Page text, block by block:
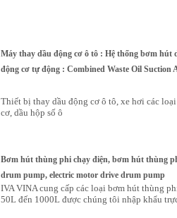
Máy thay dầu động cơ ô tô : Hệ thống bơm
động cơ tự động : Combined Waste Oil
Thiết bị thay dầu động cơ ô tô, xe hơi các
cơ, dầu hộp số ô
Bơm hút thùng phi chạy điện, bơm hút thùng
drum pump, electric motor drive drum pump
IVA VINA cung cấp các loại bơm hút thùng
50L đến 1000L được chúng tôi nhập khẩu